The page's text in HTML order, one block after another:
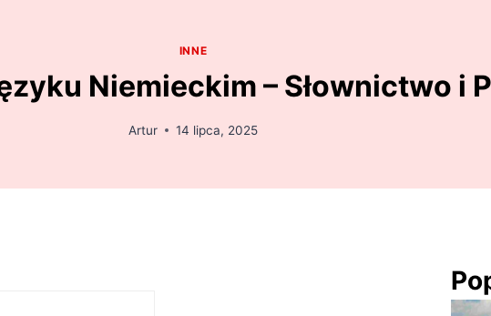
INNE
Niemieckim – Słownictwo i
Artur 14 lipca, 2025